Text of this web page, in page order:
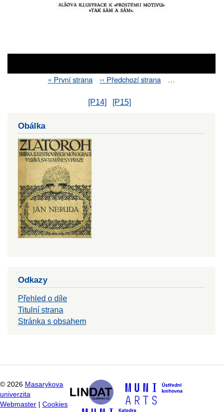
First
« První strana
Previous
‹‹ Předchozí strana …
[P14] [P15]
Obálka
Odkazy
Přehled o díle
Titulní strana
Stránka s obsahem
© 2026 Masarykova
univerzita
Webmaster
Cookies